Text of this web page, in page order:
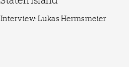
Interview: Lukas Hermsmeier